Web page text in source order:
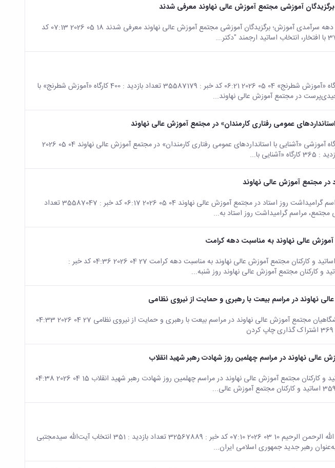
آموزشی مجتمع آموزش عالی نهاوند معرفی شدند
صفحه اصلی جزئیات خبر به مناسبت دهه سرآمدی آموزش؛ برگزیدگان آموزشی مجتمع آموزش عالی نهاوند معرفی شدند 18 05 2026 07:13 کد
صفحه اصلی جزئیات خبر برگزاری کارگاه «آموزش شطرنج» 04 05 2026 06:21 کد خبر : 35587179 تعداد بازدید : 400 کارگاه «آموزش شطرنج» با
در مجتمع آموزش عالی نهاوند...
استانداردهای عمومی رفتاری کارمندان» در مجتمع آموزش عالی نهاوند
صفحه اصلی جزئیات خبر برگزاری کارگاه آموزشی «آشنایی با استانداردهای عمومی رفتاری کارمندان» در مجتمع آموزش عالی نهاوند 04 05 2026
در مجتمع آموزش عالی نهاوند
صفحه اصلی جزئیات خبر برگزاری مراسم گرامیداشت روز استاد در مجتمع آموزش عالی نهاوند 04 05 2026 06:17 کد خبر : 35587047 تعداد
آموزش عالی نهاوند به مناسبت دهه کرامت
صفحه اصلی جزئیات خبر پیاده روی اساتید و کارکنان مجتمع آموزش عالی نهاوند به مناسبت دهه کرامت 27 04 2026 04:36 کد خبر :
نهاوند در مراسم بیعت با رهبری و حمایت از نیروی نظامی
صفحه اصلی جزئیات خبر حضور دانشگاهیان مجتمع آموزش عالی نهاوند در مراسم بیعت با رهبری و حمایت از نیروی نظامی 27 04 2026 04:33
عالی نهاوند در مراسم چهلمین روز شهادت رهبر شهید انقلاب
صفحه اصلی جزئیات خبر حضور اساتید و کارکنان مجتمع آموزش عالی نهاوند در مراسم چهلمین روز شهادت رهبر شهید انقلاب 15 04 2026 04:38
صفحه اصلی جزئیات خبر 🇮🇷 بسم الله الرحمن الرحیم 10 03 2026 07:10 کد خبر : 32567889 تعداد بازدید : 351 انتخاب آیت‌الله سیدمجتبی
رهبر جدید جمهوری اسلامی ایران...